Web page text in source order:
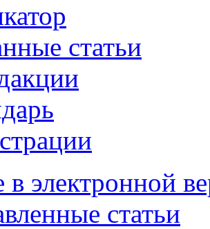
статьи
в электронной
статьи